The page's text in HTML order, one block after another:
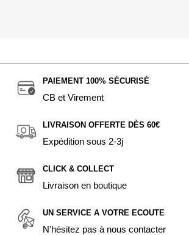
PAIEMENT 100% SÉCURISÉ
CB et Virement
LIVRAISON OFFERTE DÈS 60€
Expédition sous 2-3j
CLICK & COLLECT
Livraison en boutique
UN SERVICE A VOTRE ECOUTE
N'hésitez pas à nous contacter